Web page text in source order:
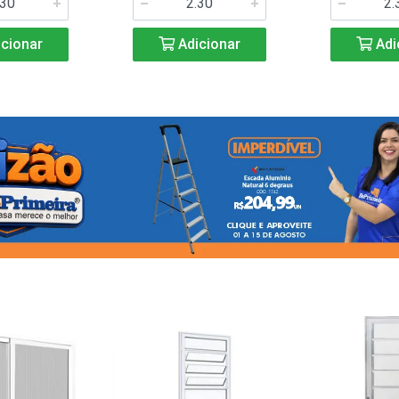
Adicionar